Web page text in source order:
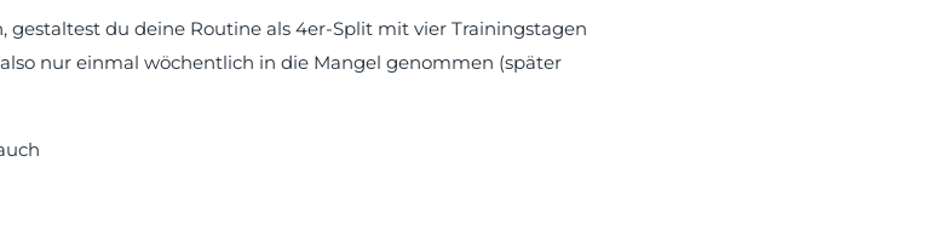
gestaltest du deine Routine als 4er-Split mit vier Trainingstagen
nur einmal wöchentlich in die Mangel genommen (später